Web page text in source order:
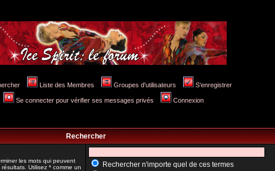
Liste des Membres Groupes d'utilisateurs S'enregistrer
Se connecter pour vérifier ses messages privés Connexion
Rechercher
les mots qui peuvent
Utilisez * comme un
Rechercher n'importe quel de ces termes